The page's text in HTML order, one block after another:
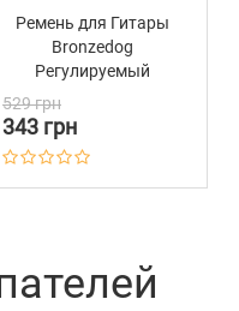
Ремень для Гитары
Bronzedog
Регулируемый
Кожаной Основой
529 грн
343 грн